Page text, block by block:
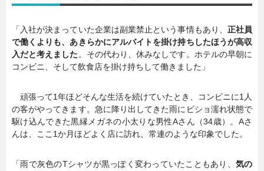
「入社が決まっていた企業は副業禁止という事情もあり、 正社員
で働くよりも、あきらかにアルバイトを掛け持ちしたほうが高収
入だと考えました。その代わり、休みなしです。ホテルの早朝に
コンビニ、そして飲食店を掛け持ちして働きました」
頑張って1年ほどそんな生活を続けていたとき、コンビニに1人
の客がやってきます。急に降り出してきた雨にビショ濡れ状態で
駆け込んできた黒縁メガネの小太りな男性Aさん（34歳）。Aさ
んは、ここ1か月ほどよく店に訪れ、常連のような印象でした。
「雨で灰色のTシャツが黒っぽく変わっていたこともあり、 気の